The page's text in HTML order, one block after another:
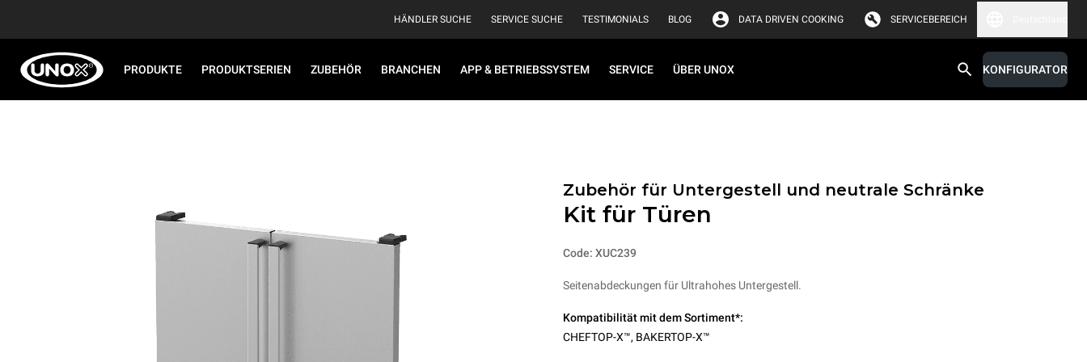
HÄNDLER SUCHE SERVICE SUCHE TESTIMONIALS BLOG DATA DRIVEN COOKING SERVICEBEREICH
PRODUKTE PRODUKTSERIEN ZUBEHÖR BRANCHEN APP & BETRIEBSSYSTEM SERVICE ÜBER UNOX KONFIGURATOR
Zubehör für Untergestell und neutrale Schränke
Kit für Türen
Code: XUC239
Seitenabdeckungen für Ultrahohes Untergestell.
Kompatibilität mit dem Sortiment*:
CHEFTOP-X™, BAKERTOP-X™